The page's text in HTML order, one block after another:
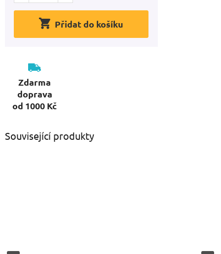
Přidat do košíku
Zdarma
doprava
od 1000 Kč
Související produkty